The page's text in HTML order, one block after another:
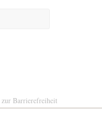
Barrierefreiheit